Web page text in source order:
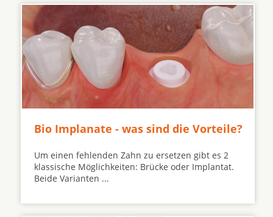
Bio Implanate - was sind die Vorteile?
Um einen fehlenden Zahn zu ersetzen gibt es 2
klassische Möglichkeiten: Brücke oder Implantat.
Beide Varianten ...